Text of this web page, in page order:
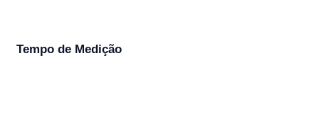
Tempo de Medição